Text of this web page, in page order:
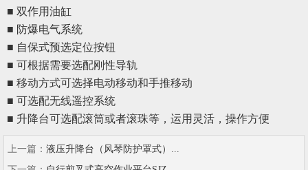
■ 双作用油缸
■ 防爆电气系统
■ 自保式预选定位按钮
■ 可根据需要选配刚性导轨
■ 移动方式可选择电动移动和手推移动
■ 可选配无线遥控系统
■ 升降台可选配滚筒或者滚珠等，运用灵活，操作方便
上一篇： 液压升降台（风琴防护罩式）...